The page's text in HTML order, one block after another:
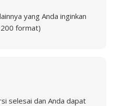
yang Anda inginkan
format)
selesai dan Anda dapat